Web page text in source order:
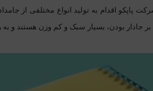
پاپکو اقدام به تولید انواع مختلفی از
جادار بودن، بسیار سبک و کم وزن هستند و